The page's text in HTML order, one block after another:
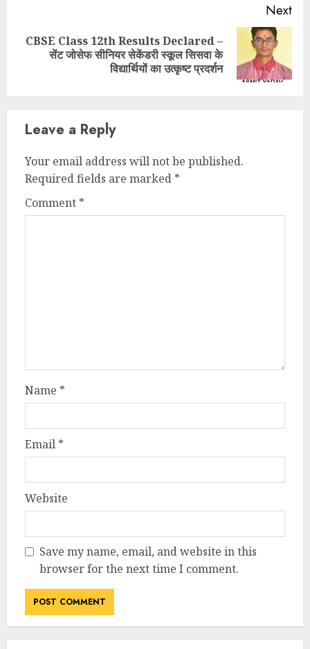
Next
Next
CBSE Class 12th Results Declared –
सेंट जोसेफ सीनियर सेकेंडरी स्कूल सिसवा के
विद्यार्थियों का उत्कृष्ट प्रदर्शन
Leave a Reply
Your email address will not be published.
Required fields are marked *
Comment *
Name *
Email *
Website
Save my name, email, and website in this
browser for the next time I comment.